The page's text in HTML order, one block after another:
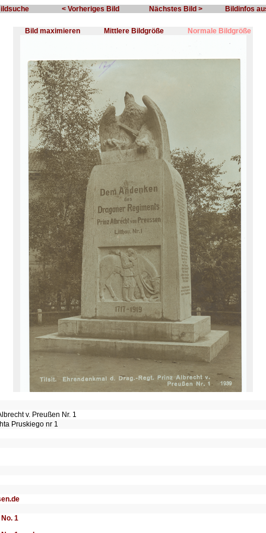
< Vorheriges Bild Nächstes Bild > Bildinfos
Normale Bildgröße
Mittlere Bildgröße
Bild maximieren
v. Preußen Nr. 1
Pruskiego nr 1
1